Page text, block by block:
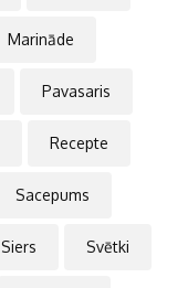
Marināde
Pavasaris
Recepte
Sacepums
Siers Svētki